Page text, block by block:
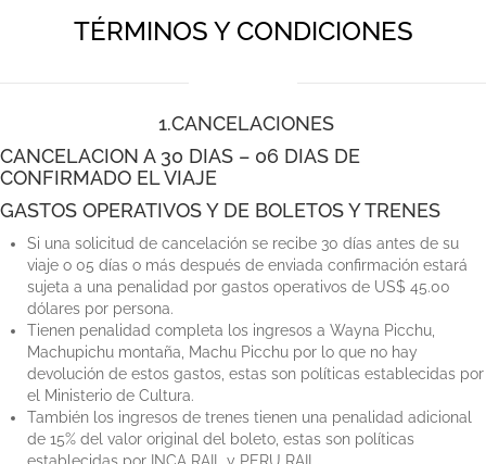
TÉRMINOS Y CONDICIONES
1.CANCELACIONES
CANCELACION A 30 DIAS – 06 DIAS DE
CONFIRMADO EL VIAJE
GASTOS OPERATIVOS Y DE BOLETOS Y TRENES
Si una solicitud de cancelación se recibe 30 días antes de su
viaje o 05 días o más después de enviada confirmación estará
sujeta a una penalidad por gastos operativos de US$ 45.00
dólares por persona.
Tienen penalidad completa los ingresos a Wayna Picchu,
Machupichu montaña, Machu Picchu por lo que no hay
devolución de estos gastos, estas son políticas establecidas por
el Ministerio de Cultura.
También los ingresos de trenes tienen una penalidad adicional
de 15% del valor original del boleto, estas son políticas